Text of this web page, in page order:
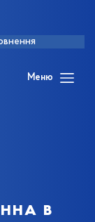
Меню
в